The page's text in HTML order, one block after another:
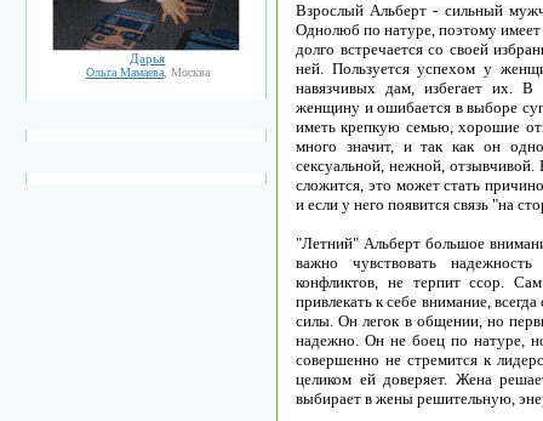
Дарья
Ольга Мамаева, Москва
Взрослый Альберт - сильный
Однолюб по натуре, поэтому
долго встречается со своей
ней. Пользуется успехом у
навязчивых дам, избегает их.
женщину и ошибается в выборе
иметь крепкую семью, хорошие
много значит, и так как он
сексуальной, нежной,
сложится, это может стать
и если у него появится связь "на
"Летний" Альберт большое
важно чувствовать
конфликтов, не терпит ссор.
привлекать к себе внимание,
силы. Он легок в общении, но
надежно. Он не боец по натуре,
совершенно не стремится к
целиком ей доверяет. Жена
выбирает в жены решительную,